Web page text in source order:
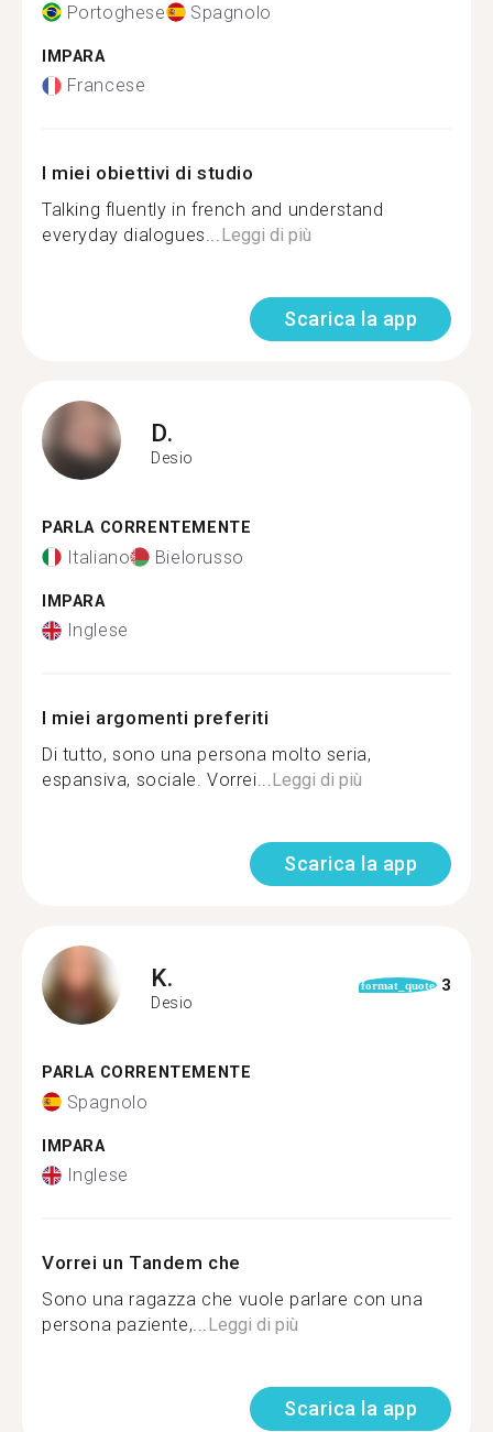
Portoghese Spagnolo
IMPARA
Francese
I miei obiettivi di studio
Talking fluently in french and understand
everyday dialogues...Leggi di più
Scarica la app
D.
Desio
PARLA CORRENTEMENTE
Italiano Bielorusso
IMPARA
Inglese
I miei argomenti preferiti
Di tutto, sono una persona molto seria,
espansiva, sociale. Vorrei...Leggi di più
Scarica la app
K.
Desio
format_quote 3
PARLA CORRENTEMENTE
Spagnolo
IMPARA
Inglese
Vorrei un Tandem che
Sono una ragazza che vuole parlare con una
persona paziente,...Leggi di più
Scarica la app